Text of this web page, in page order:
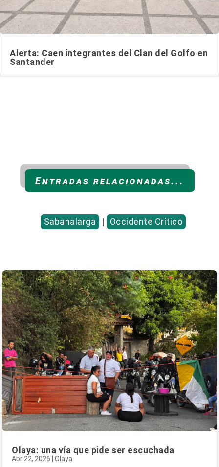
Alerta: Caen integrantes del Clan del Golfo en
Santander
Entradas relacionadas...
Sabanalarga | Occidente Crítico
Olaya: una vía que pide ser escuchada
Abr 22, 2026 Olaya